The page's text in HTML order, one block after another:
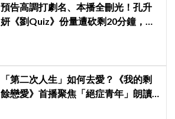
預告高調打劇名、本播全刪光！孔升
妍《劉Quiz》份量遭砍剩20分鐘，
「第二次人生」如何去愛？《我的剩
餘戀愛》首播聚焦「絕症青年」朗讀